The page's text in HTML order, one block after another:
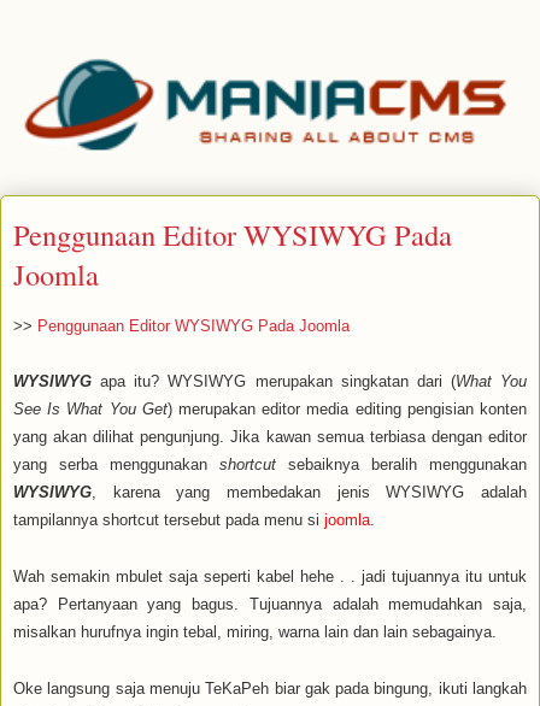
Penggunaan Editor WYSIWYG Pada
Joomla
>> Penggunaan Editor WYSIWYG Pada Joomla
WYSIWYG apa itu? WYSIWYG merupakan singkatan dari (What You
See Is What You Get) merupakan editor media editing pengisian konten
yang akan dilihat pengunjung. Jika kawan semua terbiasa dengan editor
yang serba menggunakan shortcut sebaiknya beralih menggunakan
WYSIWYG, karena yang membedakan jenis WYSIWYG adalah
tampilannya shortcut tersebut pada menu si joomla.
Wah semakin mbulet saja seperti kabel hehe . . jadi tujuannya itu untuk
apa? Pertanyaan yang bagus. Tujuannya adalah memudahkan saja,
misalkan hurufnya ingin tebal, miring, warna lain dan lain sebagainya.
Oke langsung saja menuju TeKaPeh biar gak pada bingung, ikuti langkah